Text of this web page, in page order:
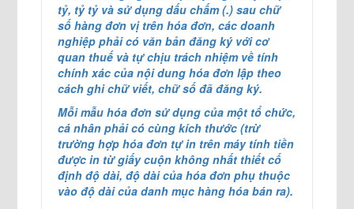
tỷ, tỷ tỷ và sử dụng dấu chấm (.) sau chữ
số hàng đơn vị trên hóa đơn, các doanh
nghiệp phải có văn bản đăng ký với cơ
quan thuế và tự chịu trách nhiệm về tính
chính xác của nội dung hóa đơn lập theo
cách ghi chữ viết, chữ số đã đăng ký.
Mỗi mẫu hóa đơn sử dụng của một tổ chức,
cá nhân phải có cùng kích thước (trừ
trường hợp hóa đơn tự in trên máy tính tiền
được in từ giấy cuộn không nhất thiết cố
định độ dài, độ dài của hóa đơn phụ thuộc
vào độ dài của danh mục hàng hóa bán ra).